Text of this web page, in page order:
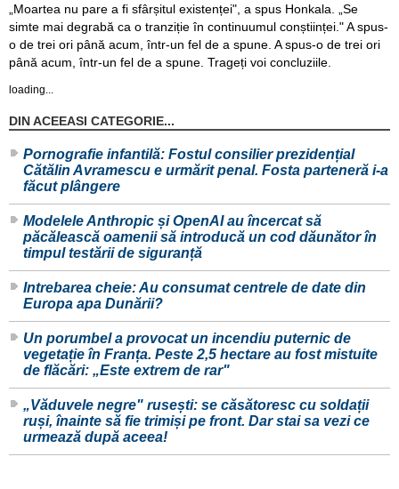
„Moartea nu pare a fi sfârșitul existenței", a spus Honkala. „Se
simte mai degrabă ca o tranziție în continuumul conștiinței." A spus-
o de trei ori până acum, într-un fel de a spune. A spus-o de trei ori
până acum, într-un fel de a spune. Trageți voi concluziile.
loading...
DIN ACEEASI CATEGORIE...
Pornografie infantilă: Fostul consilier prezidențial
Cătălin Avramescu e urmărit penal. Fosta parteneră i-a
făcut plângere
Modelele Anthropic și OpenAI au încercat să
păcălească oamenii să introducă un cod dăunător în
timpul testării de siguranță
Intrebarea cheie: Au consumat centrele de date din
Europa apa Dunării?
Un porumbel a provocat un incendiu puternic de
vegetație în Franța. Peste 2,5 hectare au fost mistuite
de flăcări: „Este extrem de rar"
„Văduvele negre" rusești: se căsătoresc cu soldații
ruși, înainte să fie trimiși pe front. Dar stai sa vezi ce
urmează după aceea!